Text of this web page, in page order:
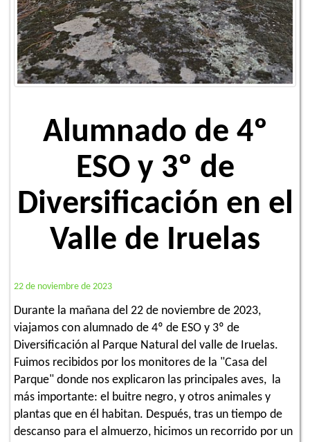
Alumnado de 4º
ESO y 3º de
Diversificación en el
Valle de Iruelas
22 de noviembre de 2023
Durante la mañana del 22 de noviembre de 2023,
viajamos con alumnado de 4º de ESO y 3º de
Diversificación al Parque Natural del valle de Iruelas.
Fuimos recibidos por los monitores de la "Casa del
Parque" donde nos explicaron las principales aves, la
más importante: el buitre negro, y otros animales y
plantas que en él habitan. Después, tras un tiempo de
descanso para el almuerzo, hicimos un recorrido por un